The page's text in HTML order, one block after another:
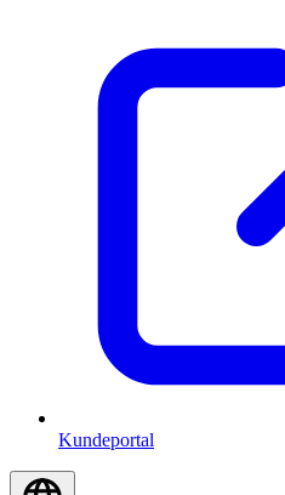
Kundeportal